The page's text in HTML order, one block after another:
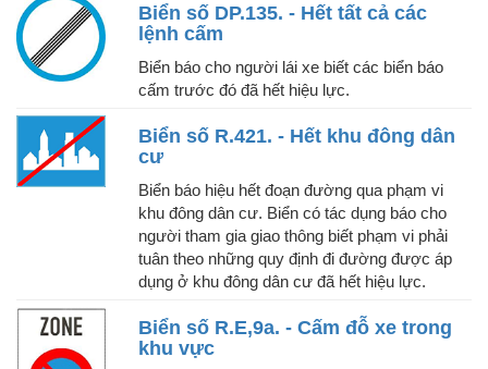
Biển số DP.135. - Hết tất cả các
lệnh cấm
Biển báo cho người lái xe biết các biển báo
cấm trước đó đã hết hiệu lực.
Biển số R.421. - Hết khu đông dân
cư
Biển báo hiệu hết đoạn đường qua phạm vi
khu đông dân cư. Biển có tác dụng báo cho
người tham gia giao thông biết phạm vi phải
tuân theo những quy định đi đường được áp
dụng ở khu đông dân cư đã hết hiệu lực.
Biển số R.E,9a. - Cấm đỗ xe trong
khu vực